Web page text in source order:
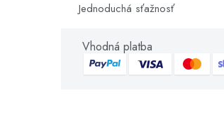
Jednoduchá sťažnosť
Vhodná platba